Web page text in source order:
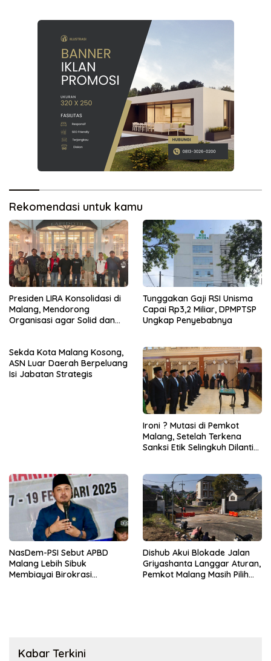
Rekomendasi untuk kamu
Presiden LIRA Konsolidasi di
Malang, Mendorong
Organisasi agar Solid dan
Tunggakan Gaji RSI Unisma
Capai Rp3,2 Miliar, DPMPTSP
Ungkap Penyebabnya
Sekda Kota Malang Kosong,
ASN Luar Daerah Berpeluang
Isi Jabatan Strategis
Ironi ? Mutasi di Pemkot
Malang, Setelah Terkena
Sanksi Etik Selingkuh Dilantik,
NasDem-PSI Sebut APBD
Malang Lebih Sibuk
Membiayai Birokrasi
Dishub Akui Blokade Jalan
Griyashanta Langgar Aturan,
Pemkot Malang Masih Pilih
Kabar Terkini